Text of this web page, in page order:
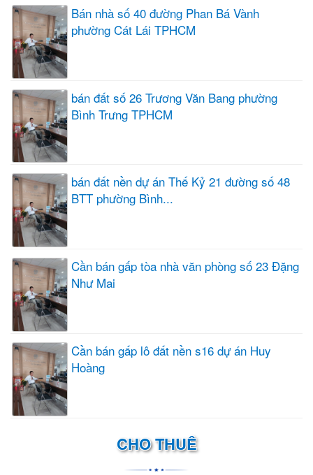
Bán nhà số 40 đường Phan Bá Vành
phường Cát Lái TPHCM
bán đất số 26 Trương Văn Bang phường
Bình Trưng TPHCM
bán đất nền dự án Thế Kỷ 21 đường số 48
BTT phường Bình...
Cần bán gấp tòa nhà văn phòng số 23 Đặng
Như Mai
Cần bán gấp lô đất nền s16 dự án Huy
Hoàng
CHO THUÊ